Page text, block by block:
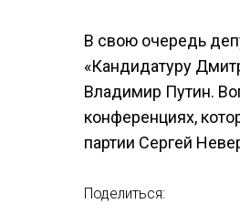
В свою очередь
«Кандидатуру
Владимир Путин.
конференциях,
партии Сергей
Поделиться: